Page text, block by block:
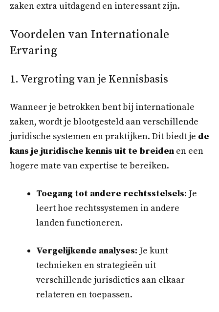
zaken extra uitdagend en interessant zijn.
Voordelen van Internationale
Ervaring
1. Vergroting van je Kennisbasis
Wanneer je betrokken bent bij internationale
zaken, wordt je blootgesteld aan verschillende
juridische systemen en praktijken. Dit biedt je de
kans je juridische kennis uit te breiden en een
hogere mate van expertise te bereiken.
Toegang tot andere rechtsstelsels: Je
leert hoe rechtssystemen in andere
landen functioneren.
Vergelijkende analyses: Je kunt
technieken en strategieën uit
verschillende jurisdicties aan elkaar
relateren en toepassen.